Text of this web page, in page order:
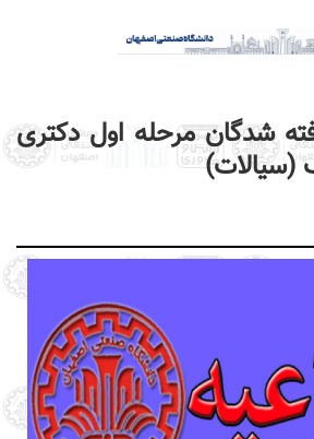
شدگان مرحله اول دکتری
(سیالات)